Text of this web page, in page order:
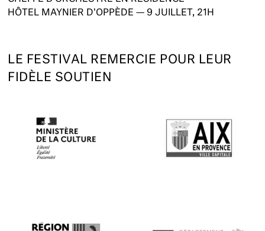
HÔTEL MAYNIER D'OPPÈDE — 9 JUILLET, 21H
LE FESTIVAL REMERCIE POUR LEUR
FIDÈLE SOUTIEN